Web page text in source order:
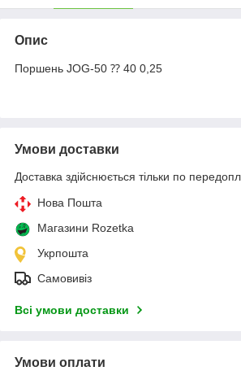
Опис
Поршень JOG-50 ⁇ 40 0,25
Умови доставки
Доставка здійснюється тільки по
Нова Пошта
Магазини Rozetka
Укрпошта
Самовивіз
Всі умови доставки
Умови оплати